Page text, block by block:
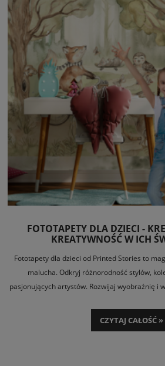
FOTOTAPETY DLA DZIECI -
KREATYWNOŚĆ W ICH
Fototapety dla dzieci od Printed Stories to
malucha. Odkryj różnorodność stylów,
pasjonujących artystów. Rozwijaj wyobraźnię i
CZYTAJ CAŁOŚĆ »